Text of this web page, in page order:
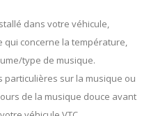
dans votre véhicule,
qui concerne la température,
type de musique.
particulières sur la musique ou
de la musique douce avant